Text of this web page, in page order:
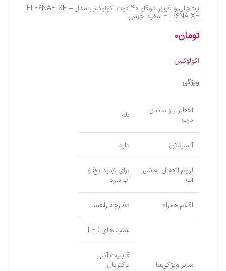
یخچال و فریزر دوقلو 40 فوت اکولوکس مدل ELF6NAH XE –
ELR6NA XE سفید چرمی
تومان0
اکولوکس
ویژگی
اخطار باز ماندن
درب
بله
آبسردکن دارد
لزوم اتصال به شیر
آب
برای تولید یخ و
آب سرد
اقلام همراه دفترچه راهنما
سایر ویژگی‌ها
لامپ های LED
قابلیت آنتی
باکتریال